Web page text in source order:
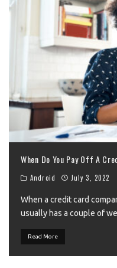
When Do You Pay Off A
Android July 3, 2022
When a credit card
usually has a couple of
Read More